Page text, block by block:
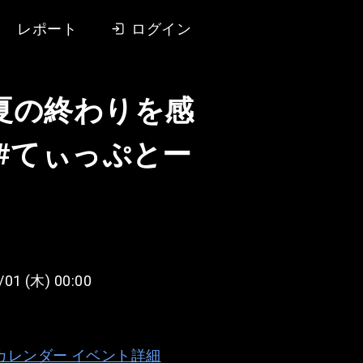
レポート ログイン
の終わりを感
てぃっぷとー
(木) 00:00
レンダー イベント詳細